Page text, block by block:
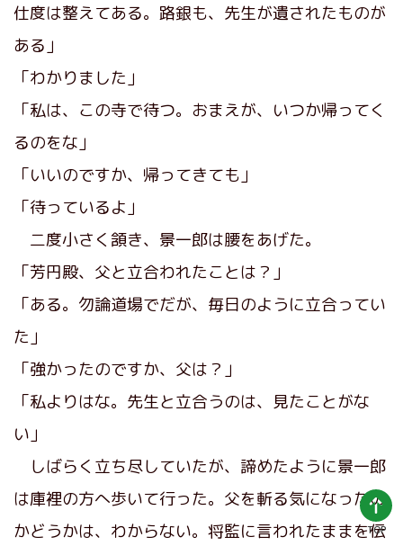
仕度は整えてある。路銀も、先生が遺されたものが
ある」
「わかりました」
「私は、この寺で待つ。おまえが、いつか帰ってく
るのをな」
「いいのですか、帰ってきても」
「待っているよ」
二度小さく頷き、景一郎は腰をあげた。
「芳円殿、父と立合われたことは？」
「ある。勿論道場でだが、毎日のように立合ってい
た」
「強かったのですか、父は？」
「私よりはな。先生と立合うのは、見たことがな
い」
しばらく立ち尽していたが、諦めたように景一郎
は庫裡の方へ歩いて行った。父を斬る気になったの
かどうかは、わからない。将監に言われたままを伝
TOP